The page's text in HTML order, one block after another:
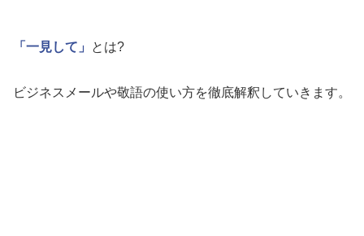
「一見して」 とは?
ビジネスメールや敬語の使い方を徹底解釈していきます。